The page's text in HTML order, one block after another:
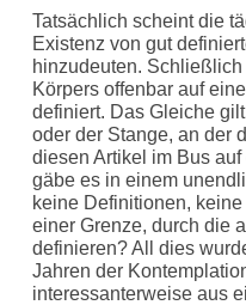
Tatsächlich scheint die
Existenz von gut
hinzudeuten.
Körpers offenbar auf
definiert. Das Gleiche
oder der Stange, an der
diesen Artikel im Bus
gäbe es in einem
keine Definitionen,
einer Grenze, durch die
definieren? All dies
Jahren der
interessanterweise aus